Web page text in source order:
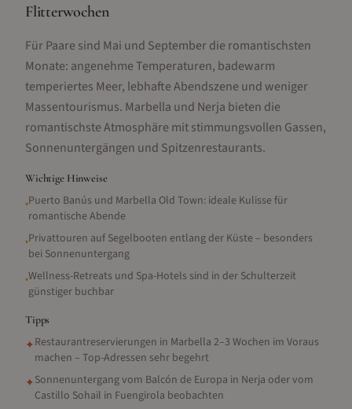
Flitterwochen
Für Paare sind Mai und September die romantischsten
Monate: angenehme Temperaturen, badewarm
temperiertes Meer, lebhafte Abendszene und weniger
Massentourismus. Marbella und Nerja bieten die
romantischste Atmosphäre mit stimmungsvollen Gassen,
Sonnenuntergängen und Spitzenrestaurants.
Wichtige Hinweise
•Puerto Banús und Marbella Old Town: ideale Kulisse für
romantische Abende
•Privattouren auf Segelbooten entlang der Küste – besonders
bei Sonnenuntergang
•Wellness-Retreats und Spa-Hotels sind in der Schulterzeit
günstiger buchbar
Tipps
✦Restaurantreservierungen in Marbella 2–3 Wochen im Voraus
machen – Top-Adressen sehr begehrt
✦Sonnenuntergang vom Balcón de Europa in Nerja oder vom
Castillo Sohail in Fuengirola beobachten